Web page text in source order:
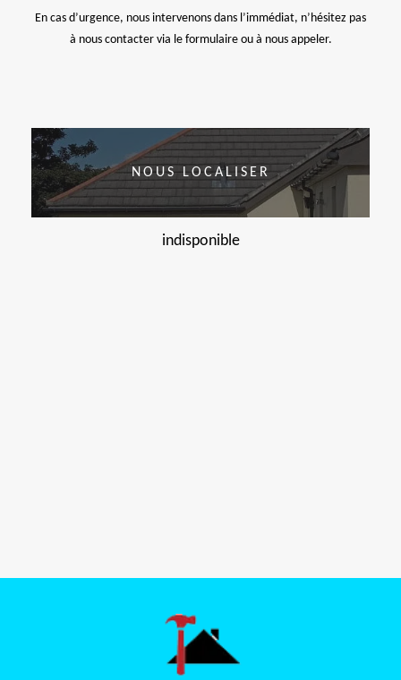
En cas d’urgence, nous intervenons dans l’immédiat, n’hésitez pas
à nous contacter via le formulaire ou à nous appeler.
NOUS LOCALISER
indisponible